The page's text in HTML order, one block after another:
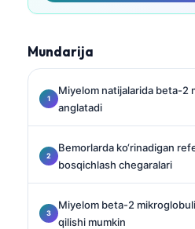
Mundarija
Miyelom natijalarida beta-2
anglatadi
Bemorlarda ko‘rinadigan
bosqichlash chegaralari
Miyelom beta-2
qilishi mumkin